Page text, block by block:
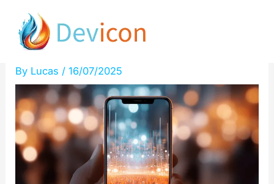
content
Google révolutionne avec le
Graph Foundation Model !
By Lucas /16/07/2025